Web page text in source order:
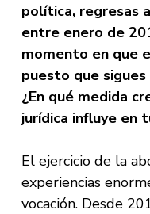
política, regresas
entre enero de
momento en que
puesto que
¿En qué medida
jurídica influye en
El ejercicio de la
experiencias
vocación. Desde